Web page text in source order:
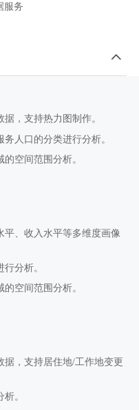
服务
，支持热力图制作。
人口的分类进行分析。
空间范围分析。
平、收入水平等多维度画像
分析。
空间范围分析。
据，支持居住地/工作地变更
。